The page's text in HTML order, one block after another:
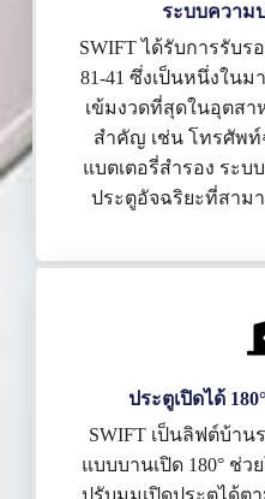
ระบบความ
SWIFT ได้รับการรับร
81-41 ซึ่งเป็นหนึ่งใน
เข้มงวดที่สุดในอุตส
สำคัญ เช่น โทรศัพ
แบตเตอรี่สำรอง ระบ
ประตูอัจฉริยะที่สาม
ประตูเปิดได้
SWIFT เป็นลิฟต์บ้า
แบบบานเปิด 180° ช่ว
ปรับมุมเปิดประตูได้ตา